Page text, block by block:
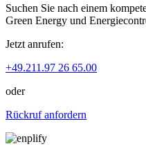
Suchen Sie nach einem
Green Energy und
Jetzt anrufen:
+49.211.97 26 65.00
oder
Rückruf anfordern